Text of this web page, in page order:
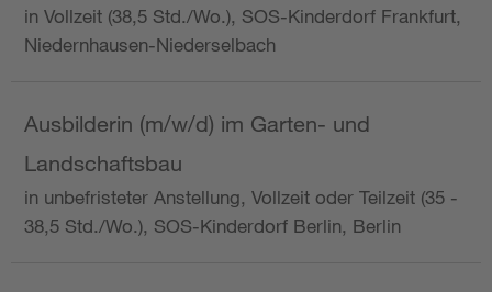
in Vollzeit (38,5 Std./Wo.), SOS-Kinderdorf Frankfurt,
Niedernhausen-Niederselbach
Ausbilderin (m/w/d) im Garten- und
Landschaftsbau
in unbefristeter Anstellung, Vollzeit oder Teilzeit (35 -
38,5 Std./Wo.), SOS-Kinderdorf Berlin, Berlin